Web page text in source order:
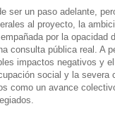
ser un paso adelante,
al proyecto, la
por la opacidad
consulta pública real. A
impactos negativos y
social y la
como un avance